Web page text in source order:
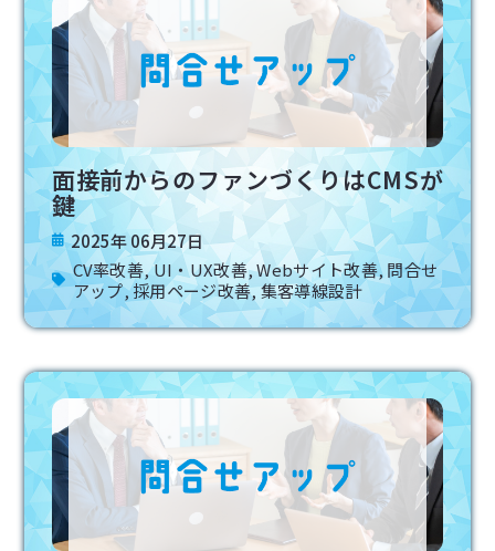
面接前からのファンづくりはCMSが
鍵
2025年 06月27日
CV率改善,UI・UX改善,Webサイト改善, 問合せ
アップ,採用ページ改善,集客導線設計